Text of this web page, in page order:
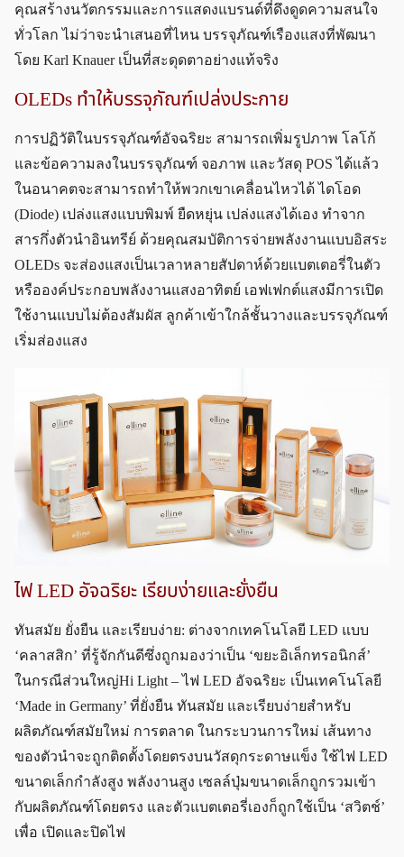
คุณสร้างนวัตกรรมและการแสดงแบรนด์ที่ดึงดูดความสนใจ
ทั่วโลก ไม่ว่าจะนำเสนอที่ไหน บรรจุภัณฑ์เรืองแสงที่พัฒนา
โดย Karl Knauer เป็นที่สะดุดตาอย่างแท้จริง
OLEDs ทำให้บรรจุภัณฑ์เปล่งประกาย
การปฏิวัติในบรรจุภัณฑ์อัจฉริยะ สามารถเพิ่มรูปภาพ โลโก้
และข้อความลงในบรรจุภัณฑ์ จอภาพ และวัสดุ POS ได้แล้ว
ในอนาคตจะสามารถทำให้พวกเขาเคลื่อนไหวได้ ไดโอด
(Diode) เปล่งแสงแบบพิมพ์ ยืดหยุ่น เปล่งแสงได้เอง ทำจาก
สารกึ่งตัวนำอินทรีย์ ด้วยคุณสมบัติการจ่ายพลังงานแบบอิสระ
OLEDs จะส่องแสงเป็นเวลาหลายสัปดาห์ด้วยแบตเตอรี่ในตัว
หรือองค์ประกอบพลังงานแสงอาทิตย์ เอฟเฟกต์แสงมีการเปิด
ใช้งานแบบไม่ต้องสัมผัส ลูกค้าเข้าใกล้ชั้นวางและบรรจุภัณฑ์
เริ่มส่องแสง
ไฟ LED อัจฉริยะ เรียบง่ายและยั่งยืน
ทันสมัย ยั่งยืน และเรียบง่าย: ต่างจากเทคโนโลยี LED แบบ
‘คลาสสิก’ ที่รู้จักกันดีซึ่งถูกมองว่าเป็น ‘ขยะอิเล็กทรอนิกส์’
ในกรณีส่วนใหญ่Hi Light – ไฟ LED อัจฉริยะ เป็นเทคโนโลยี
‘Made in Germany’ ที่ยั่งยืน ทันสมัย และเรียบง่ายสำหรับ
ผลิตภัณฑ์สมัยใหม่ การตลาด ในกระบวนการใหม่ เส้นทาง
ของตัวนำจะถูกติดตั้งโดยตรงบนวัสดุกระดาษแข็ง ใช้ไฟ LED
ขนาดเล็กกำลังสูง พลังงานสูง เซลล์ปุ่มขนาดเล็กถูกรวมเข้า
กับผลิตภัณฑ์โดยตรง และตัวแบตเตอรี่เองก็ถูกใช้เป็น ‘สวิตช์’
เพื่อ เปิดและปิดไฟ